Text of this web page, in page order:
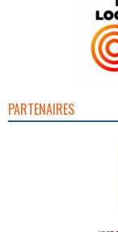
PARTENAIRES